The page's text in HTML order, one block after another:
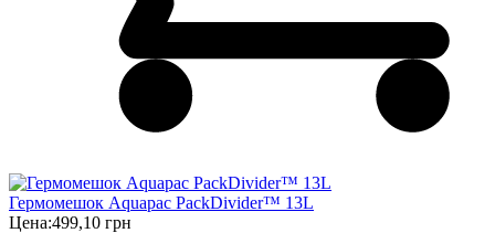
Гермомешок Aquapac PackDivider™ 13L
Цена:499,10 грн